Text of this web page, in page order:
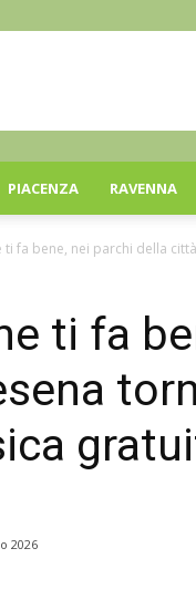
PIACENZA RAVENNA
ti fa bene, nei parchi della
ti fa
2026